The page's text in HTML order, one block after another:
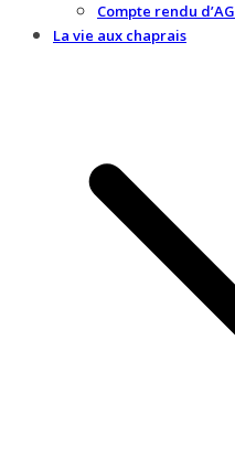
Compte rendu d’AG
La vie aux chaprais